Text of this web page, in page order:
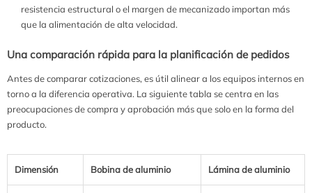
resistencia estructural o el margen de mecanizado importan más
que la alimentación de alta velocidad.
Una comparación rápida para la planificación de pedidos
Antes de comparar cotizaciones, es útil alinear a los equipos internos en
torno a la diferencia operativa. La siguiente tabla se centra en las
preocupaciones de compra y aprobación más que solo en la forma del
producto.
Dimensión Bobina de aluminio Lámina de aluminio